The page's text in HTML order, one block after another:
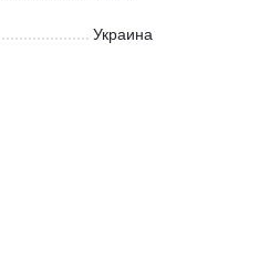
Украина